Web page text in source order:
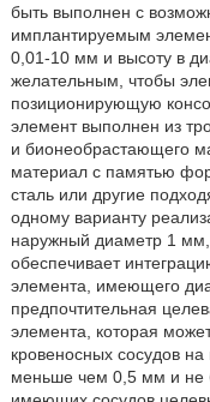
быть выполнен с
имплантируемым
0,01-10 мм и высоту в
желательным, чтобы
позиционирующую
элемент выполнен из
и бионеобрастающего
материал с памятью
сталь или другие
одному варианту
наружный диаметр 1
обеспечивает
элемента, имеющего
предпочтительная
элемента, которая
кровеносных сосудов
меньше чем 0,5 мм и не